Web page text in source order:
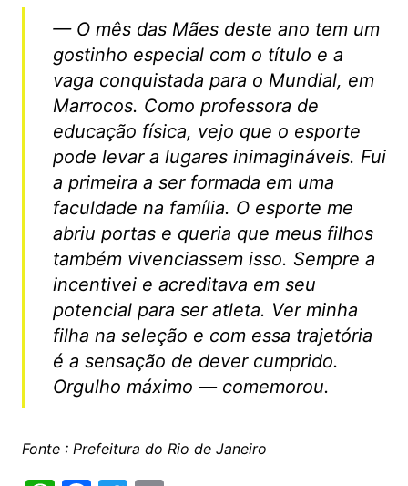
— O mês das Mães deste ano tem um
gostinho especial com o título e a
vaga conquistada para o Mundial, em
Marrocos. Como professora de
educação física, vejo que o esporte
pode levar a lugares inimagináveis. Fui
a primeira a ser formada em uma
faculdade na família. O esporte me
abriu portas e queria que meus filhos
também vivenciassem isso. Sempre a
incentivei e acreditava em seu
potencial para ser atleta. Ver minha
filha na seleção e com essa trajetória
é a sensação de dever cumprido.
Orgulho máximo — comemorou.
Fonte : Prefeitura do Rio de Janeiro